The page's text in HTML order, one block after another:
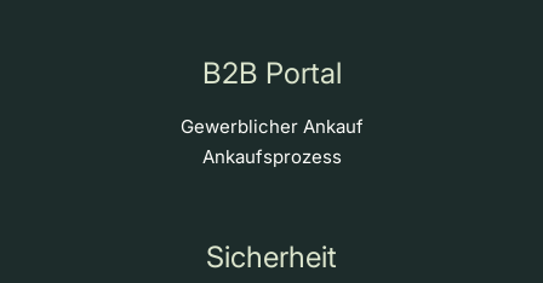
B2B Portal
Gewerblicher Ankauf
Ankaufsprozess
Sicherheit